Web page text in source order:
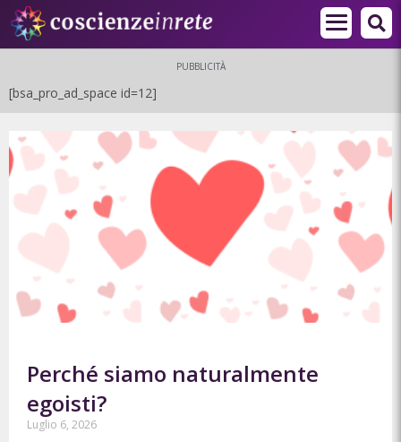
PUBBLICITÀ
[bsa_pro_ad_space id=12]
Perché siamo naturalmente
egoisti?
Luglio 6, 2026